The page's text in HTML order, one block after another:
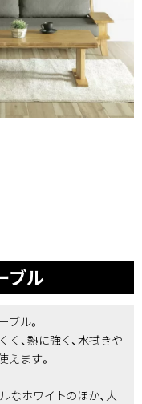
ブル
ル。
、熱に強く、水拭きや
えます。
なホワイトのほか、大